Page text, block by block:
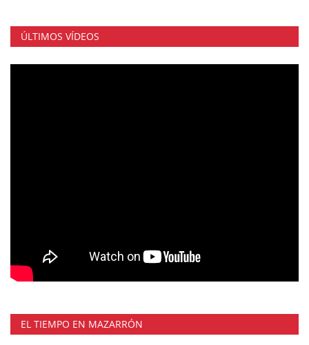
ÚLTIMOS VÍDEOS
EL TIEMPO EN MAZARRÓN